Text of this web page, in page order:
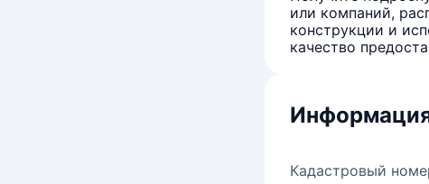
или компаний,
конструкции и
качество
Кадастровый